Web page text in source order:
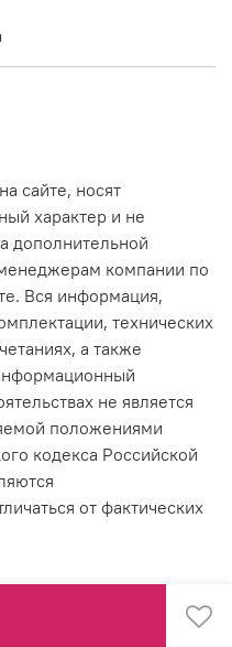
сайте, носят
характер и не
дополнительной
компании по
Вся информация,
технических
а также
не является
положениями
кодекса Российской
от фактических